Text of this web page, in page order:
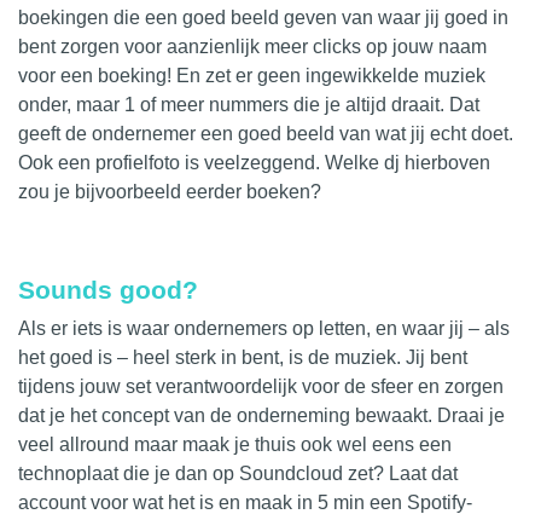
boekingen die een goed beeld geven van waar jij goed in
bent zorgen voor aanzienlijk meer clicks op jouw naam
voor een boeking! En zet er geen ingewikkelde muziek
onder, maar 1 of meer nummers die je altijd draait. Dat
geeft de ondernemer een goed beeld van wat jij echt doet.
Ook een profielfoto is veelzeggend. Welke dj hierboven
zou je bijvoorbeeld eerder boeken?
Sounds good?
Als er iets is waar ondernemers op letten, en waar jij – als
het goed is – heel sterk in bent, is de muziek. Jij bent
tijdens jouw set verantwoordelijk voor de sfeer en zorgen
dat je het concept van de onderneming bewaakt. Draai je
veel allround maar maak je thuis ook wel eens een
technoplaat die je dan op Soundcloud zet? Laat dat
account voor wat het is en maak in 5 min een Spotify-